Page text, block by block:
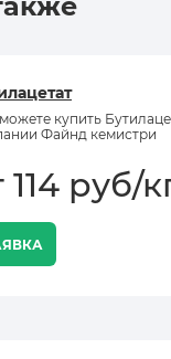
купить
Файнд кемистри
114 руб/